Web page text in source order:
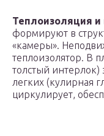
Теплоизоляция
формируют в
«камеры».
теплоизолятор. В
толстый
легких (кулирная
циркулирует,